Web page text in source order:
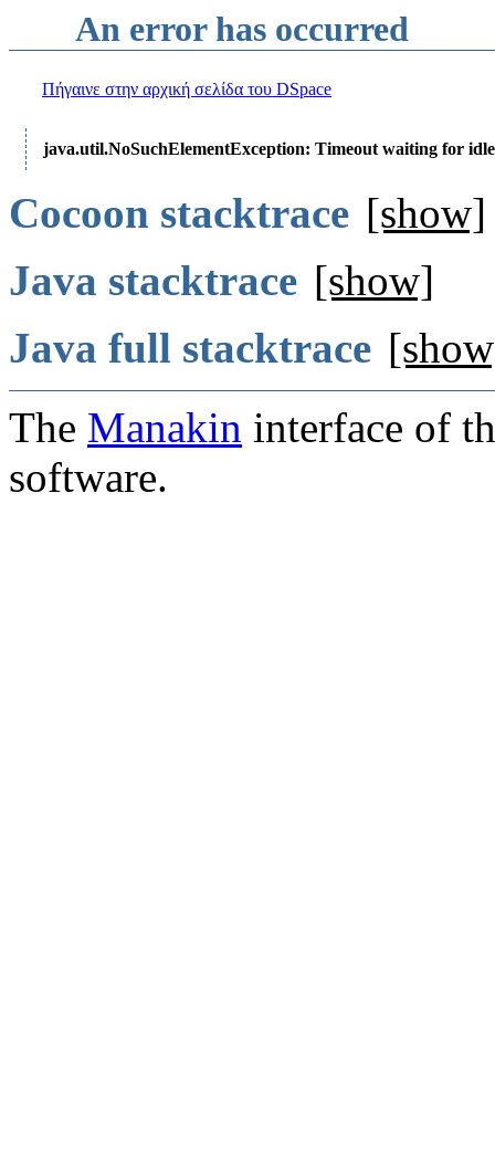
An error has occurred
Πήγαινε στην αρχική σελίδα του DSpace
java.util.NoSuchElementException: Timeout waiting for
Cocoon stacktrace [show]
Java stacktrace [show]
Java full stacktrace
The Manakin interface of
software.